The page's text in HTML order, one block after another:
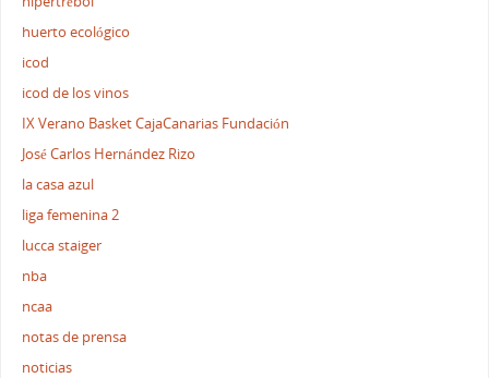
huerto ecológico
icod
icod de los vinos
IX Verano Basket CajaCanarias Fundación
José Carlos Hernández Rizo
la casa azul
liga femenina 2
lucca staiger
nba
ncaa
notas de prensa
noticias